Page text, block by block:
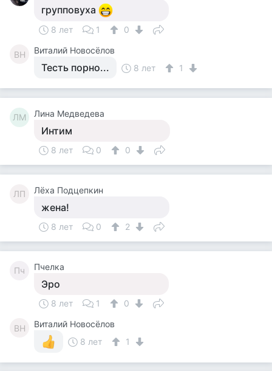
групповуха
8 лет 1 0
ВН Виталий Новосёлов
Тесть порно... 8 лет 1
ЛМ Лина Медведева
Интим
8 лет 0 0
ЛП Лёха Подцепкин
жена!
8 лет 0 2
Пч Пчелка
Эро
8 лет 1 0
ВН
Виталий Новосёлов
8 лет
1